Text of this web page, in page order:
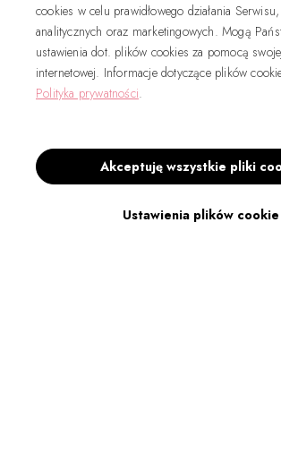
cookies w celu prawidłowego działania
analitycznych oraz marketingowych. Mogą
ustawienia dot. plików cookies za pomocą
internetowej. Informacje dotyczące plików
Polityka prywatności.
Ustawienia plików cookie
Akceptuję wszystkie pliki